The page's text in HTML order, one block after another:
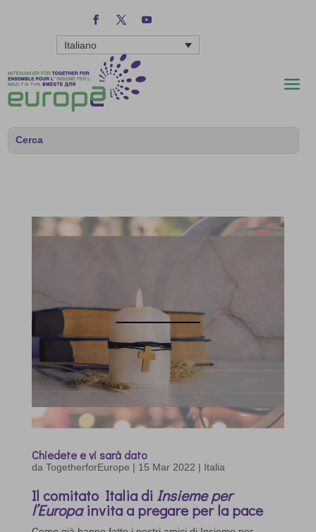
Italiano
Chiedete e vi sarà dato
da TogetherforEurope | 15 Mar 2022 | Italia
Il comitato Italia di Insieme per
l’Europainvita a pregare per la pace